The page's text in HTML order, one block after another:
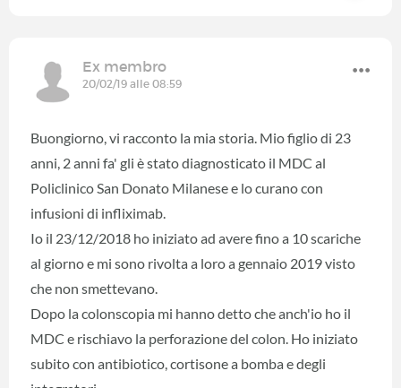
Ex membro
20/02/19 alle 08:59
Buongiorno, vi racconto la mia storia. Mio figlio di 23
anni, 2 anni fa' gli è stato diagnosticato il MDC al
Policlinico San Donato Milanese e lo curano con
infusioni di infliximab.
Io il 23/12/2018 ho iniziato ad avere fino a 10 scariche
al giorno e mi sono rivolta a loro a gennaio 2019 visto
che non smettevano.
Dopo la colonscopia mi hanno detto che anch'io ho il
MDC e rischiavo la perforazione del colon. Ho iniziato
subito con antibiotico, cortisone a bomba e degli